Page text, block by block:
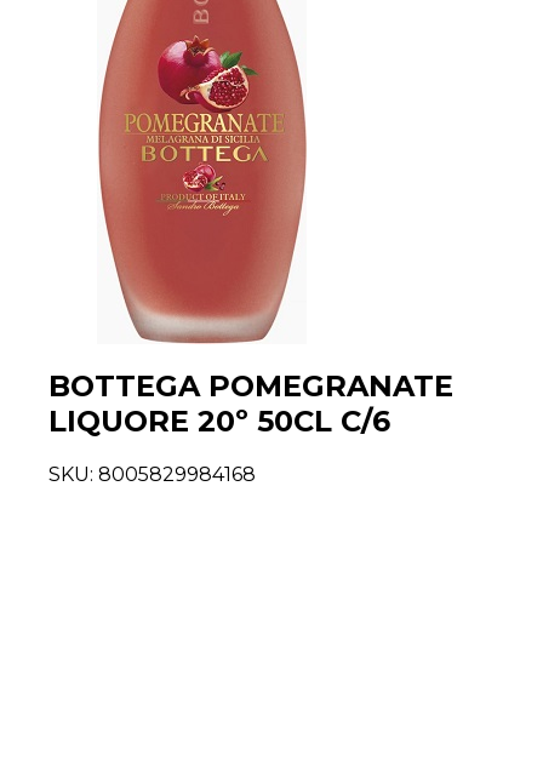
BOTTEGA POMEGRANATE
LIQUORE 20º 50CL C/6
SKU: 8005829984168